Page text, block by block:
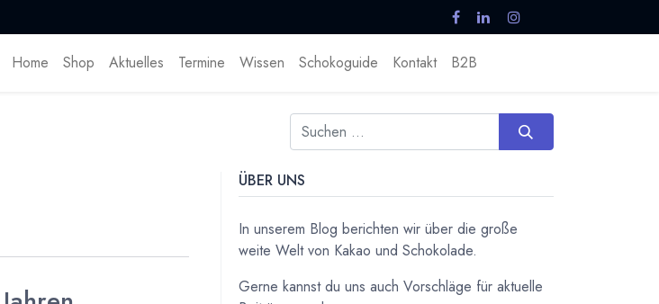
Home Shop Aktuelles Termine Wissen Schokoguide Kontakt B2B
ÜBER UNS
In unserem Blog berichten wir über die große
weite Welt von Kakao und Schokolade.
Gerne kannst du uns auch Vorschläge für aktuelle